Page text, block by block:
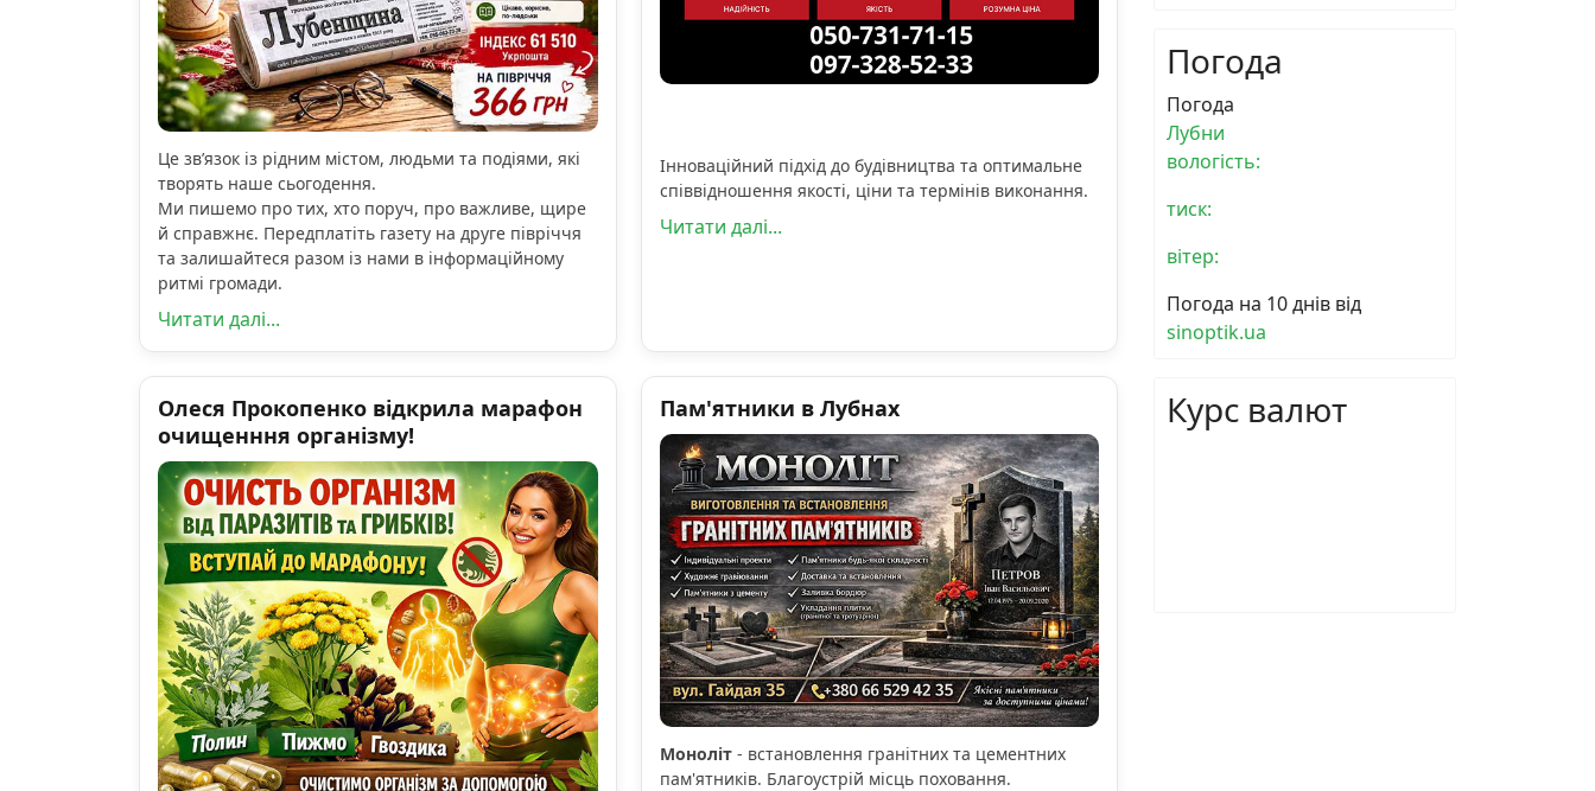
Це зв’язок із рідним містом, людьми та подіями, які
творять наше сьогодення.
Ми пишемо про тих, хто поруч, про важливе, щире
й справжнє. Передплатіть газету на друге півріччя
та залишайтеся разом із нами в інформаційному
ритмі громади.
Читати далі...
Інноваційний підхід до будівництва та оптимальне
співвідношення якості, ціни та термінів виконання.
Читати далі...
Олеся Прокопенко відкрила марафон
очищенння організму!
Пам'ятники в Лубнах
Моноліт- встановлення гранітних та цементних
пам'ятників. Благоустрій місць поховання.
Погода
Погода
Лубни
вологість:
тиск:
вітер:
Погода на 10 днів від
sinoptik.ua
Курс валют